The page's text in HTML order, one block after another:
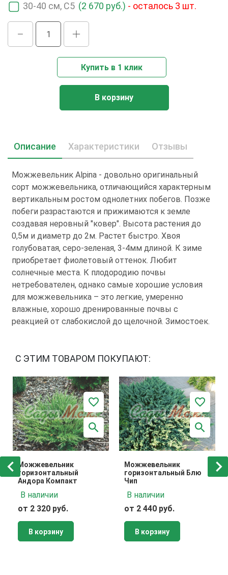
30-40 см, C5 (2 670 руб.) - осталось 3 шт.
Купить в 1 клик
В корзину
Описание Характеристики Отзывы
Можжевельник Alpina - довольно оригинальный
сорт можжевельника, отличающийся характерным
вертикальным ростом однолетних побегов. Позже
побеги разрастаются и прижимаются к земле
создавая неровный "ковер". Высота растения до
0,5м и диаметр до 2м. Растет быстро. Хвоя
голубоватая, серо-зеленая, 3-4мм длиной. К зиме
приобретает фиолетовый оттенок. Любит
солнечные места. К плодородию почвы
нетребователен, однако самые хорошие условия
для можжевельника – это легкие, умеренно
влажные, хорошо дренированные почвы с
реакцией от слабокислой до щелочной. Зимостоек.
С ЭТИМ ТОВАРОМ ПОКУПАЮТ:
Можжевельник
горизонтальный
Андора Компакт
В наличии
от 2 320 руб.
В корзину
Можжевельник
горизонтальный Блю
Чип
В наличии
от 2 440 руб.
В корзину